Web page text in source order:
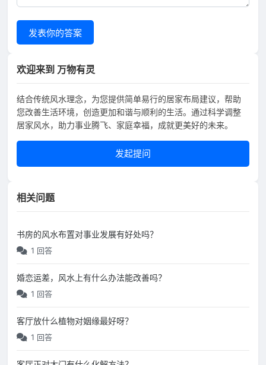
发表你的答案
欢迎来到 万物有灵
结合传统风水理念，为您提供简单易行的居家布局建议，帮助
您改善生活环境，创造更加和谐与顺利的生活。通过科学调整
居家风水，助力事业腾飞、家庭幸福，成就更美好的未来。
发起提问
相关问题
书房的风水布置对事业发展有好处吗？
1 回答
婚恋运差，风水上有什么办法能改善吗？
1 回答
客厅放什么植物对姻缘最好呀？
1 回答